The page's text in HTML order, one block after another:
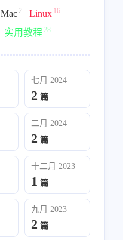
Kali1 CentOS6
二月 2024
Mac2 Linux 16
实用教程 28
七月 2024
2 篇
二月 2024
2 篇
十二月 2023
1 篇
九月 2023
2 篇